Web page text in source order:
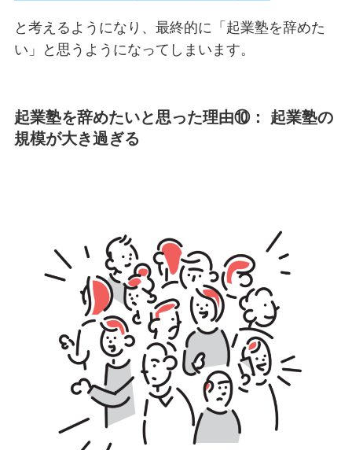
と考えるようになり、最終的に「起業塾を辞めた
い」と思うようになってしまいます。
起業塾を辞めたいと思った理由⑩： 起業塾の
規模が大き過ぎる